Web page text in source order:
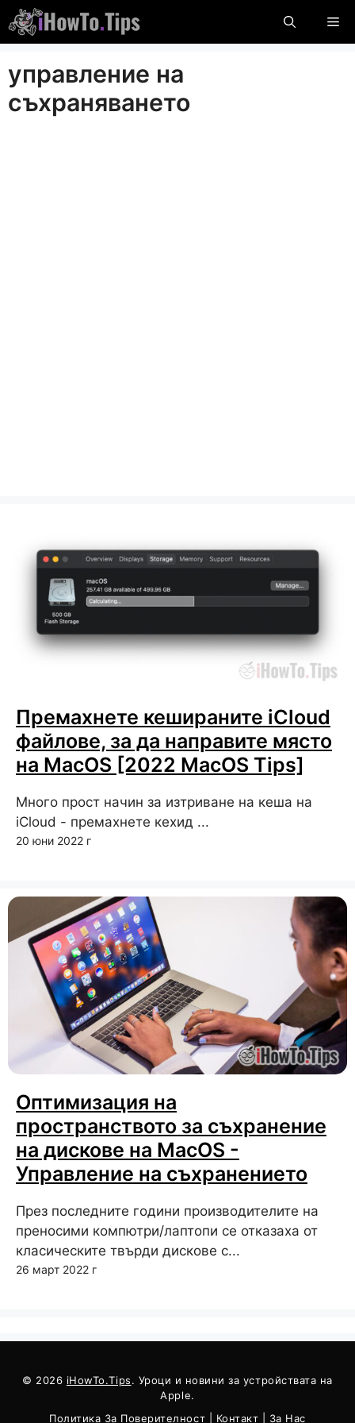
Пропуснете
до
съдържание
управление на
съхраняването
Премахнете кешираните iCloud
файлове, за да направите място
на MacOS [2022 MacOS Tips]
Много прост начин за изтриване на кеша на
iCloud - премахнете кехид ...
20 юни 2022 г
Оптимизация на
пространството за съхранение
на дискове на MacOS -
Управление на съхранението
През последните години производителите на
преносими компютри/лаптопи се отказаха от
класическите твърди дискове с...
26 март 2022 г
© 2026 iHowTo.Tips. Уроци и новини за устройствата на
Apple.
Политика За Поверителност
Контакт За Нас